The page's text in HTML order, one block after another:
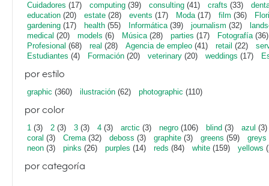
Cuidadores (17) computing (39) consulting (41) crafts (33)
education (20) estate (28) events (17) Moda(17) film (36)
gardening (17) health (55) Informática(39) journalism (32)
medical (20) models (6) Música(28) parties (17) Fotografía(36)
Profesional (68) real (28) Agencia de empleo (41) retail (22)
Estudiantes (4) Formación (20) veterinary (20) weddings (17)
por estilo
graphic (360) ilustración (62) photographic (110)
por color
1 (3) 2 (3) 3 (3) 4 (3) arctic (3) negro (106) blind (3) azul (3)
coral (3) Crema(32) deboss (3) graphite (3) greens (59) greys
neon (3) pinks (26) purples (14) reds (84) white (159) yellows
por categoría